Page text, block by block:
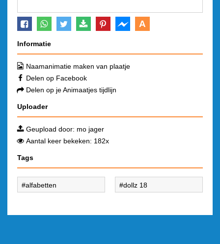
A
Informatie
Naamanimatie maken van plaatje
Delen op Facebook
Delen op je Animaatjes tijdlijn
Uploader
Geupload door: mo jager
Aantal keer bekeken: 182x
Tags
alfabetten dollz 18